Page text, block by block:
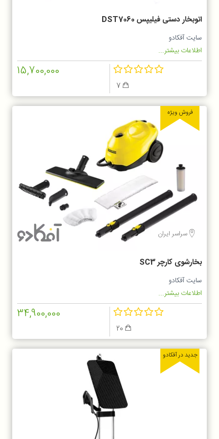
اتوبخار دستی فیلیپس DST7060
سایت آفکادو
اطلاعات بیشتر...
7
15,700,000
فروش ویژه
سراسر ایران
بخارشوی کارچر SC3
سایت آفکادو
اطلاعات بیشتر...
20
34,900,000
جدید در آفکادو